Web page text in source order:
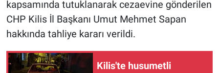
kapsamında tutuklanarak cezaevine gönderilen
CHP Kilis İl Başkanı Umut Mehmet Sapan
hakkında tahliye kararı verildi.
Kilis'te husumetli